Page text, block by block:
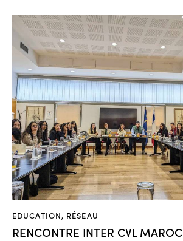
EDUCATION, RÉSEAU
RENCONTRE INTER CVL MAROC